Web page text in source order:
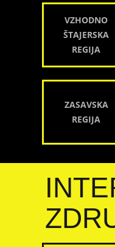
VZHODNO
ŠTAJERSKA
REGIJA
ZASAVSKA
REGIJA